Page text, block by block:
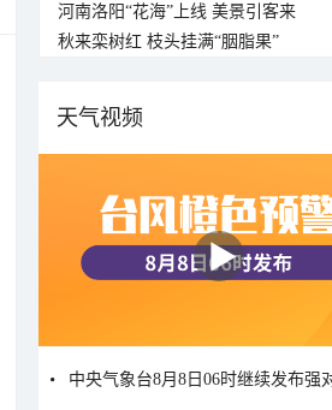
河南洛阳“花海”上线 美景引客来
秋来栾树红 枝头挂满“胭脂果”
天气视频